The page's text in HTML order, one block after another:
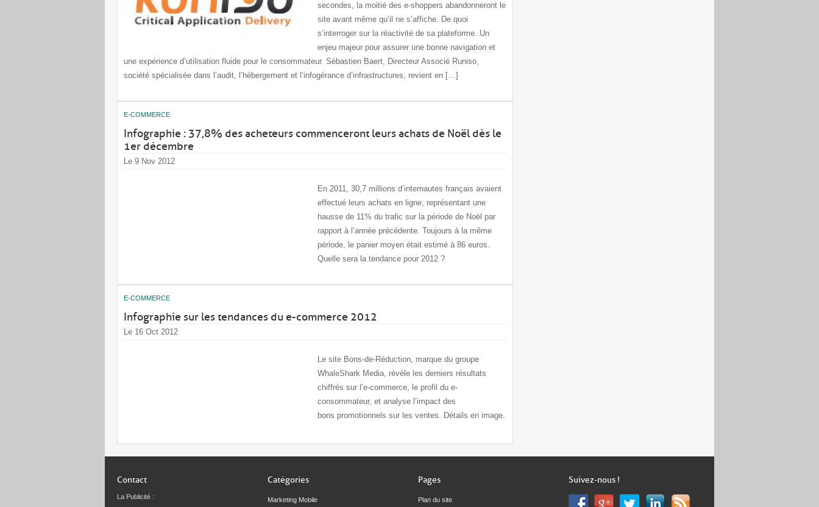
secondes, la moitié des e-shoppers abandonneront le
site avant même qu’il ne s’affiche. De quoi
s’interroger sur la réactivité de sa plateforme. Un
enjeu majeur pour assurer une bonne navigation et
une expérience d’utilisation fluide pour le consommateur. Sébastien Baert, Directeur Associé Runiso,
société spécialisée dans l’audit, l’hébergement et l’infogérance d’infrastructures, revient en […]
E-COMMERCE
Infographie : 37,8% des acheteurs commenceront leurs achats de Noël dès le
1er décembre
Le 9 Nov 2012
En 2011, 30,7 millions d’internautes français avaient
effectué leurs achats en ligne, représentant une
hausse de 11% du trafic sur la période de Noël par
rapport à l’année précédente. Toujours à la même
période, le panier moyen était estimé à 86 euros.
Quelle sera la tendance pour 2012 ?
E-COMMERCE
Infographie sur les tendances du e-commerce 2012
Le 16 Oct 2012
Le site Bons-de-Réduction, marque du groupe
WhaleShark Media, révèle les derniers résultats
chiffrés sur l’e-commerce, le profil du e-
consommateur, et analyse l’impact des
bons promotionnels sur les ventes. Détails en image.
Contact
La Publicité :
Catégories
Marketing Mobile
Pages
Plan du site
Suivez-nous !